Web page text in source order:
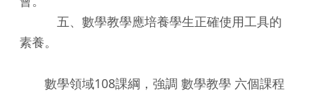
五、數學教學應培養學生正確使用工具的
素養。
數學領域108課綱，強調 數學教學 六個課程